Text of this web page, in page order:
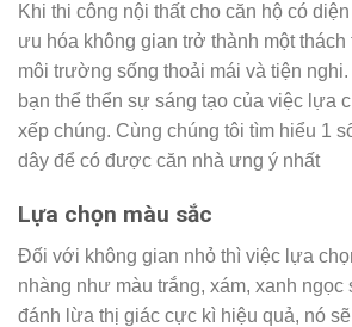
Khi thi công nội thất cho căn hộ có
ưu hóa không gian trở thành một thách
môi trường sống thoải mái và tiện
bạn thể thển sự sáng tạo của việc lựa
xếp chúng. Cùng chúng tôi tìm hiểu 1
dây để có được căn nhà ưng ý nhất
Lựa chọn màu sắc
Đối với không gian nhỏ thì việc lựa
nhàng như màu trắng, xám, xanh ngọc
đánh lừa thị giác cực kì hiệu quả, nó